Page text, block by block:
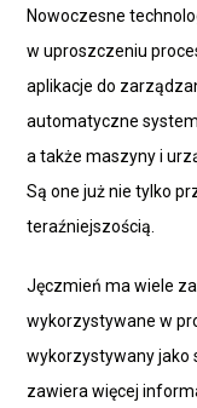
Nowoczesne
w uproszczeniu
aplikacje do
automatyczne
a także maszyny i
Są one już nie tylko
teraźniejszością.
Jęczmień ma wiele
wykorzystywane w
wykorzystywany jako
zawiera więcej